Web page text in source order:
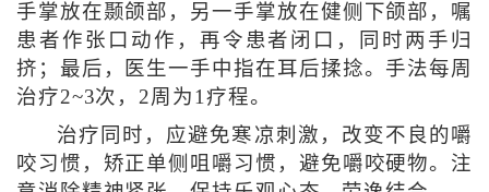
手掌放在颞颌部，另一手掌放在健侧下颌部，嘱
患者作张口动作，再令患者闭口，同时两手归
挤；最后，医生一手中指在耳后揉捻。手法每周
治疗2~3次，2周为1疗程。
治疗同时，应避免寒凉刺激，改变不良的嚼
咬习惯，矫正单侧咀嚼习惯，避免嚼咬硬物。注